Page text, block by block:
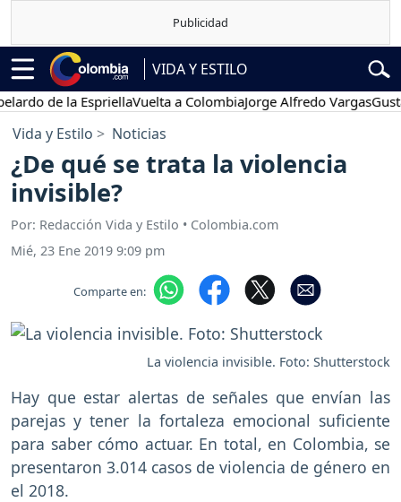
VIDA Y ESTILO
de la EspriellaVuelta a ColombiaJorge Alfredo VargasGustavo
Vida y Estilo Noticias
¿De qué se trata la violencia
invisible?
Por: Redacción Vida y Estilo • Colombia.com
Mié, 23 Ene 2019 9:09 pm
Comparte en:
La violencia invisible. Foto: Shutterstock
Hay que estar alertas de señales que envían las
parejas y tener la fortaleza emocional suficiente
para saber cómo actuar. En total, en Colombia, se
presentaron 3.014 casos de violencia de género en
el 2018.